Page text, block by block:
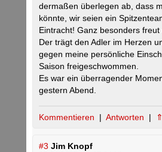
dermaßen überlegen ab, dass
könnte, wir seien ein
Eintracht! Ganz besonders freut
Der trägt den Adler im Herzen
gegen meine persönliche
Saison freigeschwommen.
Es war ein überragender
gestern Abend.
Kommentieren | Antworten |
#3 Jim Knopf